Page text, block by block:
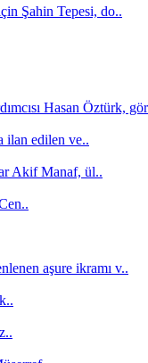
Şahin Tepesi, do..
Hasan Öztürk,
ilan edilen ve..
Akif Manaf, ül..
aşure ikramı v..